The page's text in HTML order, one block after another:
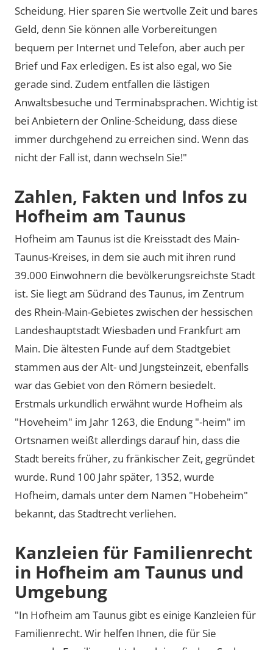
Scheidung. Hier sparen Sie wertvolle Zeit und bares
Geld, denn Sie können alle Vorbereitungen
bequem per Internet und Telefon, aber auch per
Brief und Fax erledigen. Es ist also egal, wo Sie
gerade sind. Zudem entfallen die lästigen
Anwaltsbesuche und Terminabsprachen. Wichtig ist
bei Anbietern der Online-Scheidung, dass diese
immer durchgehend zu erreichen sind. Wenn das
nicht der Fall ist, dann wechseln Sie!"
Zahlen, Fakten und Infos zu
Hofheim am Taunus
Hofheim am Taunus ist die Kreisstadt des Main-
Taunus-Kreises, in dem sie auch mit ihren rund
39.000 Einwohnern die bevölkerungsreichste Stadt
ist. Sie liegt am Südrand des Taunus, im Zentrum
des Rhein-Main-Gebietes zwischen der hessischen
Landeshauptstadt Wiesbaden und Frankfurt am
Main. Die ältesten Funde auf dem Stadtgebiet
stammen aus der Alt- und Jungsteinzeit, ebenfalls
war das Gebiet von den Römern besiedelt.
Erstmals urkundlich erwähnt wurde Hofheim als
Hoveheim im Jahr 1263, die Endung -heim im
Ortsnamen weißt allerdings darauf hin, dass die
Stadt bereits früher, zu fränkischer Zeit, gegründet
wurde. Rund 100 Jahr später, 1352, wurde
Hofheim, damals unter dem Namen Hobeheim
bekannt, das Stadtrecht verliehen.
Kanzleien für Familienrecht
in Hofheim am Taunus und
Umgebung
"In Hofheim am Taunus gibt es einige Kanzleien für
Familienrecht. Wir helfen Ihnen, die für Sie